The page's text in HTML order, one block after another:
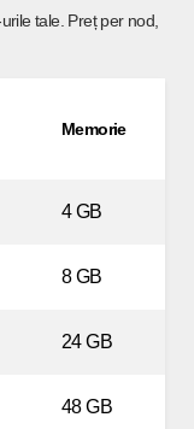
tale. Preț per nod,
Memorie
4 GB
8 GB
24 GB
48 GB